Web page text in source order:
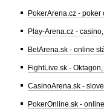
PokerArena.cz - poker
Play-Arena.cz -
BetArena.sk - online
FightLive.sk -
CasinoArena.sk -
PokerOnline.sk -